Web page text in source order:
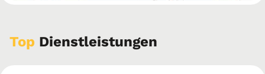
Top Dienstleistungen